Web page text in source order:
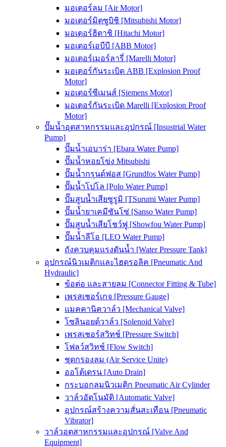
มอเตอร์ลม [Air Motor]
มอเตอร์มิตซูบิชิ [Mitsubishi Motor]
มอเตอร์ฮิตาชิ [Hitachi Motor]
มอเตอร์เอบีบี [ABB Motor]
มอเตอร์เมอร์ลารี่ [Marelli Motor]
มอเตอร์กันระเบิด ABB [Explosion Proof
Motor]
มอเตอร์ซีเมนส์ [Siemens Motor]
มอเตอร์กันระเบิด Marelli [Explosion Proof
Motor]
ปั๊มน้ำอุตสาหกรรมและอุปกรณ์ [Insustrial Water
Pump]
ปั๊มน้ำเอบาร่า [Ebara Water Pump]
ปั๊มน้ำหอยโข่ง Mitsubishi
ปั๊มน้ำกรุนด์ฟอส [Grundfos Water Pump]
ปั๊มน้ำโปโล [Polo Water Pump]
ปั๊มสูบน้ำเสียซูรูมิ [TSurumi Water Pump]
ปั๊มน้ำยาเคมีซันโซ่ [Sanso Water Pump]
ปั๊มสูบน้ำเสียโชว์ฟู [Showfou Water Pump]
ปั๊มน้ำลีโอ [LEO Water Pump]
ถังควบคุมแรงดันน้ำ [Water Pressure Tank]
อุปกรณ์นิวเมติกและไฮดรอลิค [Pneumatic And
Hydraulic]
ข้อต่อ และสายลม [Connector Fitting & Tube]
เพรสเชอร์เกจ [Pressure Gauge]
แมคคานิควาล์ว [Mechanical Valve]
โซลินอยด์วาล์ว [Solenoid Valve]
เพรสเชอร์สวิทช์ [Pressure Switch]
โฟลว์สวิทช์ [Flow Switch]
ชุดกรองลม (Air Service Unite)
ออโต้เดรน [Auto Drain]
กระบอกลมนิวเมติก Pneumatic Air Cylinder
วาล์วอัตโนมัติ [Automatic Valve]
อุปกรณ์สร้างความสั่นสะเทือน [Pneumatic
Vibrator]
วาล์วอุตสาหกรรมและอุปกรณ์ [Valve And
Equipment]